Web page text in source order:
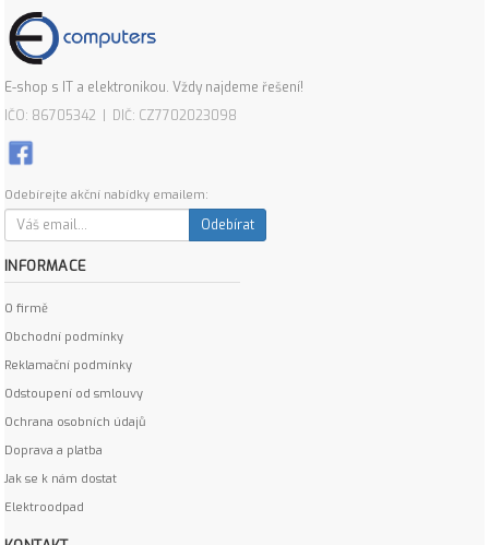
E-shop s IT a elektronikou. Vždy najdeme řešení!
IČO: 86705342 | DIČ: CZ7702023098
Odebírejte akční nabídky emailem:
Odebírat
INFORMACE
O firmě
Obchodní podmínky
Reklamační podmínky
Odstoupení od smlouvy
Ochrana osobních údajů
Doprava a platba
Jak se k nám dostat
Elektroodpad